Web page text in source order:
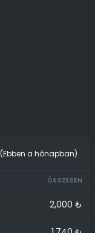
(Ebben a hónapban)
ÖSSZESEN
2,000 ₺